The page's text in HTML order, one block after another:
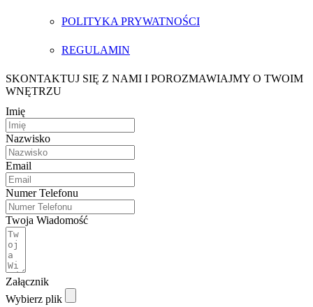
POLITYKA PRYWATNOŚCI
REGULAMIN
SKONTAKTUJ SIĘ Z NAMI I POROZMAWIAJMY O TWOIM
WNĘTRZU
Imię
Nazwisko
Email
Numer Telefonu
Twoja Wiadomość
Załącznik
Wybierz plik